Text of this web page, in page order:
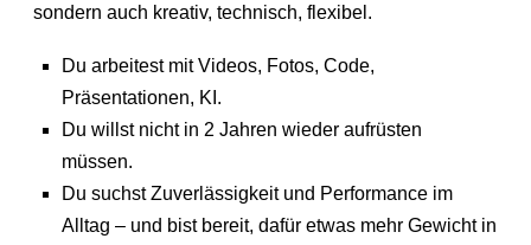
sondern auch kreativ, technisch, flexibel.
Du arbeitest mit Videos, Fotos, Code,
Präsentationen, KI.
Du willst nicht in 2 Jahren wieder aufrüsten
müssen.
Du suchst Zuverlässigkeit und Performance im
Alltag – und bist bereit, dafür etwas mehr Gewicht in